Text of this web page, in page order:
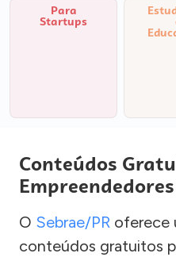
Para
Startups
Conteúdos
O Sebrae/PR oferece
conteúdos gratuitos